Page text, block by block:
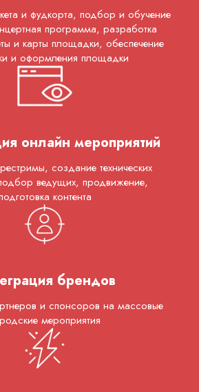
и фудкорта, подбор и обучение
программа, разработка
и карты площадки, обеспечение
и оформления площадки
онлайн мероприятий
создание технических
ведущих, продвижение,
контента
брендов
и спонсоров на массовые
мероприятия